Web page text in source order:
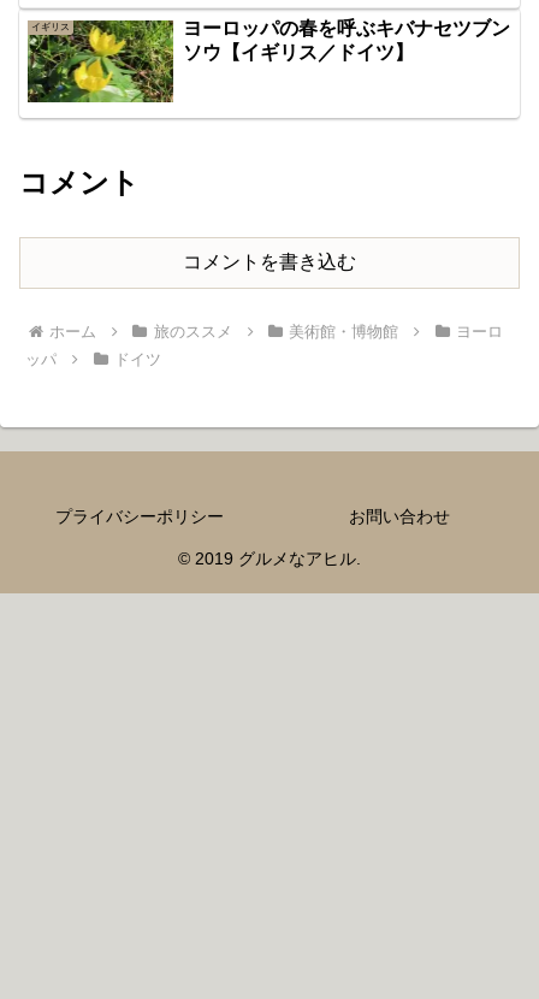
イギリス
ヨーロッパの春を呼ぶキバナセツブン
ソウ【イギリス／ドイツ】
コメント
コメントを書き込む
ホーム 旅のススメ 美術館・博物館
ヨーロ
ッパ
ドイツ
プライバシーポリシー お問い合わせ
© 2019 グルメなアヒル.